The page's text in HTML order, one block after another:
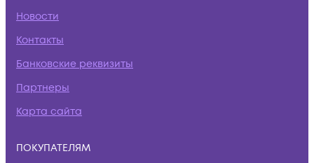
Новости
Контакты
Банковские реквизиты
Партнеры
Карта сайта
ПОКУПАТЕЛЯМ